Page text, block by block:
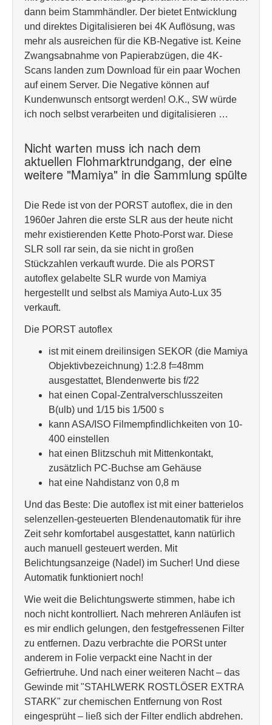
dann beim Stammhändler. Der bietet Entwicklung
und direktes Digitalisieren bei 4K Auflösung, was
mehr als ausreichen für die KB-Negative ist. Keine
Zwangsabnahme von Papierabzügen, die 4K-
Scans landen zum Download für ein paar Wochen
auf einem Server. Die Negative können auf
Kundenwunsch entsorgt werden! O.K., SW würde
ich noch selbst verarbeiten und digitalisieren …
Nicht warten muss ich nach dem
aktuellen Flohmarktrundgang, der eine
weitere "Mamiya" in die Sammlung spülte
Die Rede ist von der PORST autoflex, die in den
1960er Jahren die erste SLR aus der heute nicht
mehr existierenden Kette Photo-Porst war. Diese
SLR soll rar sein, da sie nicht in großen
Stückzahlen verkauft wurde. Die als PORST
autoflex gelabelte SLR wurde von Mamiya
hergestellt und selbst als Mamiya Auto-Lux 35
verkauft.
Die PORST autoflex
ist mit einem dreilinsigen SEKOR (die Mamiya
Objektivbezeichnung) 1:2.8 f=48mm
ausgestattet, Blendenwerte bis f/22
hat einen Copal-Zentralverschlusszeiten
B(ulb) und 1/15 bis 1/500 s
kann ASA/ISO Filmempfindlichkeiten von 10-
400 einstellen
hat einen Blitzschuh mit Mittenkontakt,
zusätzlich PC-Buchse am Gehäuse
hat eine Nahdistanz von 0,8 m
Und das Beste: Die autoflex ist mit einer batterielos
selenzellen-gesteuerten Blendenautomatik für ihre
Zeit sehr komfortabel ausgestattet, kann natürlich
auch manuell gesteuert werden. Mit
Belichtungsanzeige (Nadel) im Sucher! Und diese
Automatik funktioniert noch!
Wie weit die Belichtungswerte stimmen, habe ich
noch nicht kontrolliert. Nach mehreren Anläufen ist
es mir endlich gelungen, den festgefressenen Filter
zu entfernen. Dazu verbrachte die PORSt unter
anderem in Folie verpackt eine Nacht in der
Gefriertruhe. Und nach einer weiteren Nacht – das
Gewinde mit "STAHLWERK ROSTLÖSER EXTRA
STARK" zur chemischen Entfernung von Rost
eingesprüht – ließ sich der Filter endlich abdrehen.